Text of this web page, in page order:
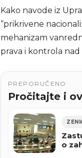
Kako navode iz
“prikrivene
mehanizam
prava i kontrola
PREPORUČENO
Pročitajte i
o